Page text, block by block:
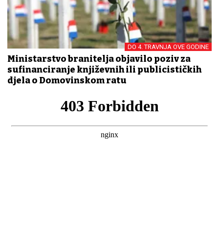
DO 4. TRAVNJA OVE GODINE
Ministarstvo branitelja objavilo poziv za
sufinanciranje književnih ili publicističkih
djela o Domovinskom ratu